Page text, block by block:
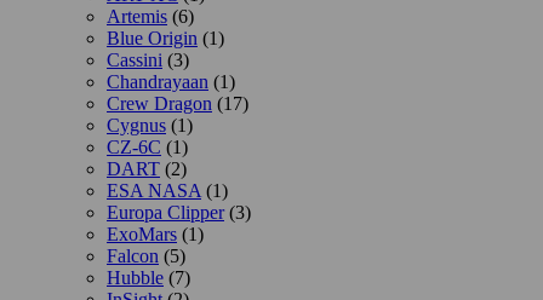
Artemis (6)
Blue Origin (1)
Cassini (3)
Chandrayaan (1)
Crew Dragon (17)
Cygnus (1)
CZ-6C (1)
DART (2)
ESA NASA (1)
Europa Clipper(3)
ExoMars (1)
Falcon (5)
Hubble (7)